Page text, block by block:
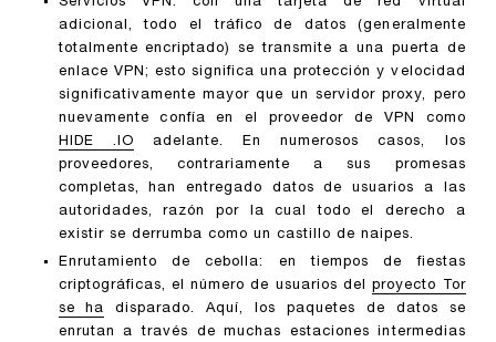
adicional, todo el tráfico de datos (generalmente
totalmente encriptado) se transmite a una puerta de
enlace VPN; esto significa una protección y velocidad
significativamente mayor que un servidor proxy, pero
nuevamente confía en el proveedor de VPN como
HIDE .IO adelante. En numerosos casos, los
proveedores, contrariamente a sus promesas
completas, han entregado datos de usuarios a las
autoridades, razón por la cual todo el derecho a
existir se derrumba como un castillo de naipes.
Enrutamiento de cebolla: en tiempos de fiestas
criptográficas, el número de usuarios del
proyecto Tor
se ha
disparado. Aquí, los paquetes de datos se
enrutan a través de muchas estaciones intermedias